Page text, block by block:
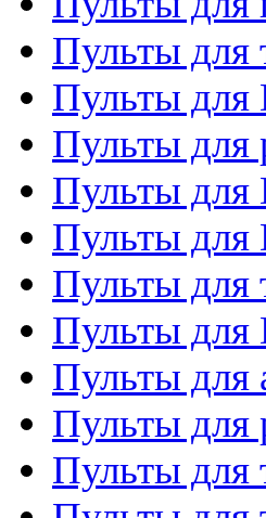
Пульты для
Пульты
Пульты для
Пульты
Пульты
Пульты для
Пульты
Пульты для
Пульты для
Пульты для